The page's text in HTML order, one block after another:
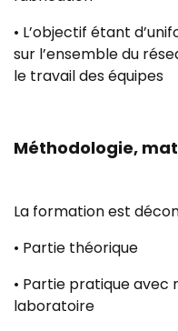
• L’objectif étant
sur l’ensemble du
le travail des équipes
Méthodologie,
La formation est
• Partie théorique
• Partie pratique avec
laboratoire